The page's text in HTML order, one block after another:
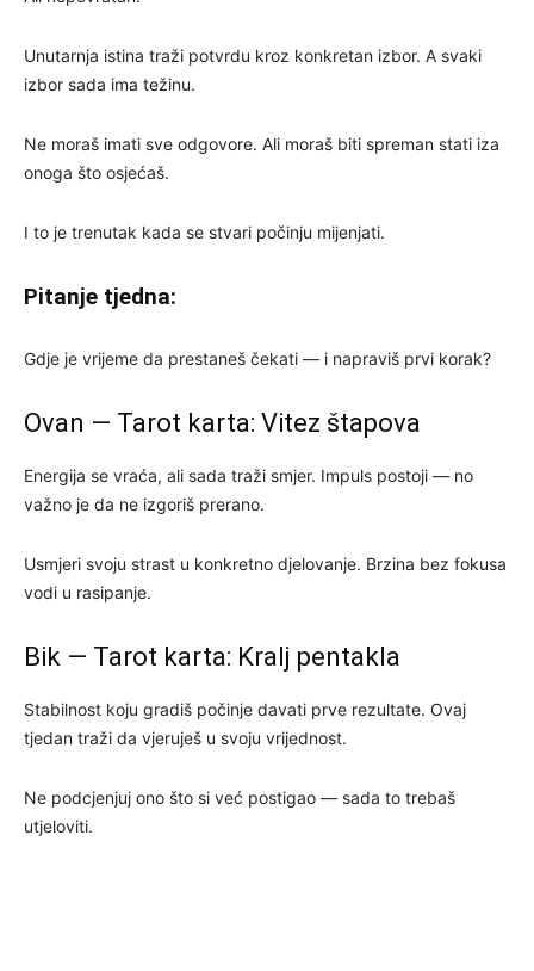
Unutarnja istina traži potvrdu kroz konkretan izbor. A svaki
izbor sada ima težinu.
Ne moraš imati sve odgovore. Ali moraš biti spreman stati iza
onoga što osjećaš.
I to je trenutak kada se stvari počinju mijenjati.
Pitanje tjedna:
Gdje je vrijeme da prestaneš čekati — i napraviš prvi korak?
Ovan — Tarot karta: Vitez štapova
Energija se vraća, ali sada traži smjer. Impuls postoji — no
važno je da ne izgoriš prerano.
Usmjeri svoju strast u konkretno djelovanje. Brzina bez fokusa
vodi u rasipanje.
Bik — Tarot karta: Kralj pentakla
Stabilnost koju gradiš počinje davati prve rezultate. Ovaj
tjedan traži da vjeruješ u svoju vrijednost.
Ne podcjenjuj ono što si već postigao — sada to trebaš
utjeloviti.